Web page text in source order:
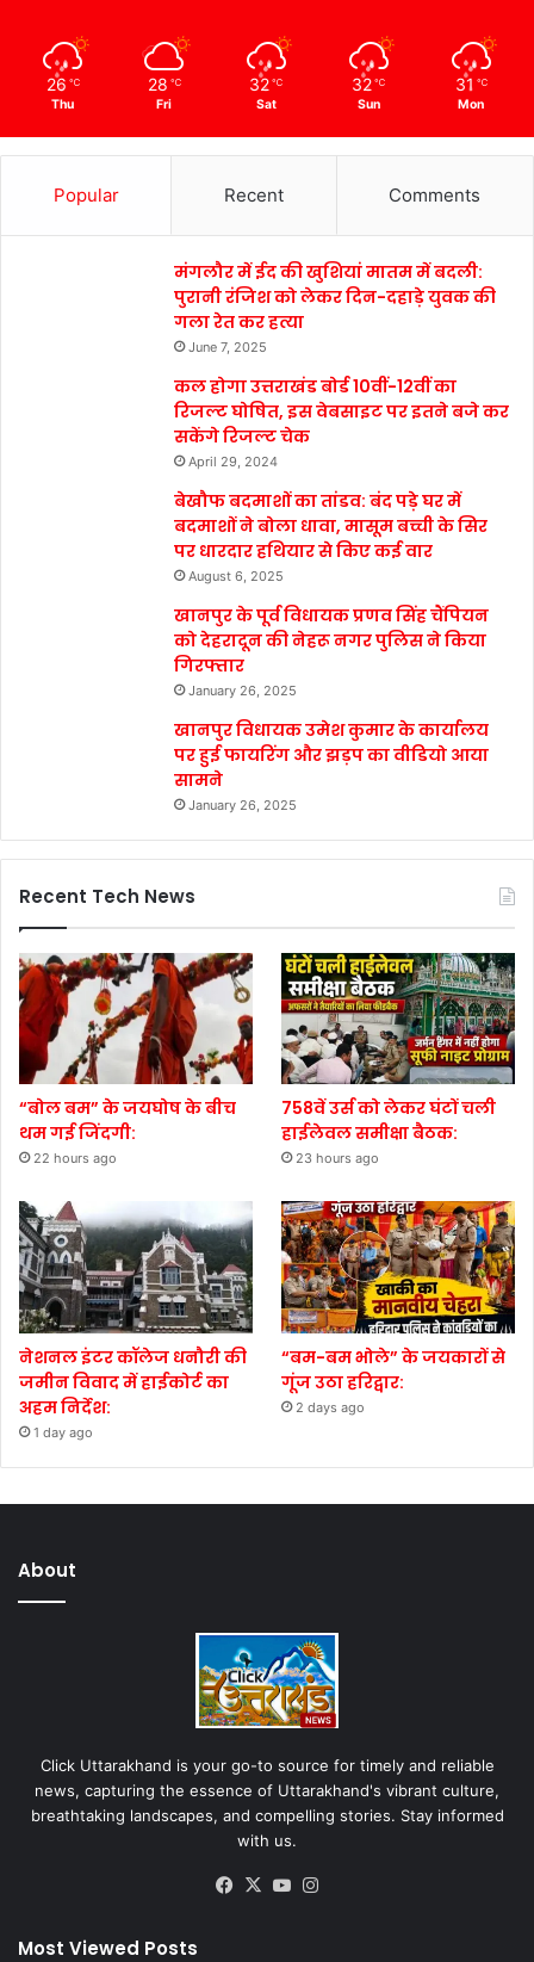
26 ℃
Thu
28 ℃
Fri
32 ℃
Sat
32 ℃
Sun
31 ℃
Mon
Popular Recent Comments
मंगलौर में ईद की खुशियां मातम में बदली:
पुरानी रंजिश को लेकर दिन-दहाड़े युवक की
गला रेत कर हत्या
June 7, 2025
कल होगा उत्तराखंड बोर्ड 10वीं-12वीं का
रिजल्ट घोषित, इस वेबसाइट पर इतने बजे कर
सकेंगे रिजल्ट चेक
April 29, 2024
बेखौफ बदमाशों का तांडव: बंद पड़े घर में
बदमाशों ने बोला धावा, मासूम बच्ची के सिर
पर धारदार हथियार से किए कई वार
August 6, 2025
खानपुर के पूर्व विधायक प्रणव सिंह चैंपियन
को देहरादून की नेहरू नगर पुलिस ने किया
गिरफ्तार
January 26, 2025
खानपुर विधायक उमेश कुमार के कार्यालय
पर हुई फायरिंग और झड़प का वीडियो आया
सामने
January 26, 2025
Recent Tech News
“बोल बम” के जयघोष के बीच
थम गई जिंदगी:
22 hours ago
758वें उर्स को लेकर घंटों चली
हाईलेवल समीक्षा बैठक:
23 hours ago
नेशनल इंटर कॉलेज धनौरी की
जमीन विवाद में हाईकोर्ट का
अहम निर्देश:
1 day ago
“बम-बम भोले” के जयकारों से
गूंज उठा हरिद्वार:
2 days ago
About
Click Uttarakhand is your go-to source for timely and reliable
news, capturing the essence of Uttarakhand's vibrant culture,
breathtaking landscapes, and compelling stories. Stay informed
with us.
Facebook
X YouTube
Most Viewed Posts